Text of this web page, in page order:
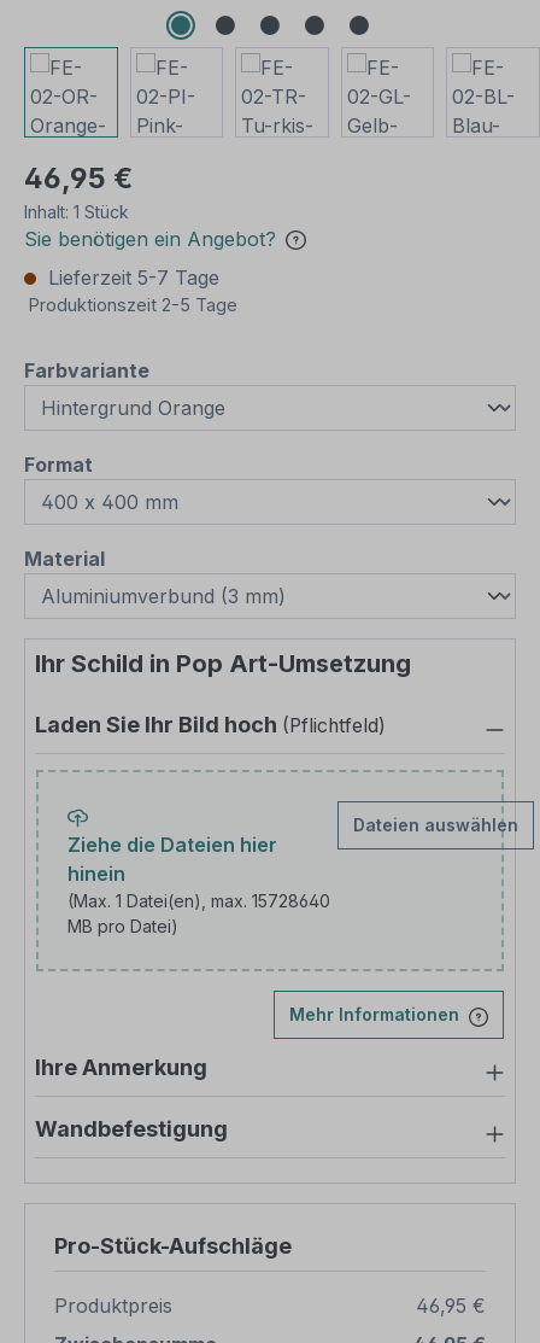
46,95 €
Inhalt: 1 Stück
Sie benötigen ein Angebot?
Lieferzeit 5-7 Tage
Produktionszeit 2-5 Tage
Farbvarianteauswählen
Format
Materialauswählen
Ihr Schild in Pop Art-Umsetzung
Laden Sie Ihr Bild hoch (Pflichtfeld)
Ziehe die Dateien hier
hinein
(Max. 1 Datei(en), max. 15728640
MB pro Datei)
Dateien auswählen
Mehr Informationen
Ihre Anmerkung
Wandbefestigung
Pro-Stück-Aufschläge
Produktpreis
46,95 €